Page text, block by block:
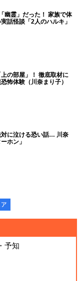
幽霊」だった！ 家族で体
話怪談「2人のハルキ」
の部屋」！ 徹底取材に
怖体験（川奈まり子）
に泣ける恐い話… 川奈
ホン」
予知